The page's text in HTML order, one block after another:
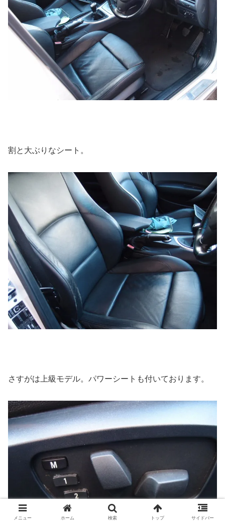
割と大ぶりなシート。
さすがは上級モデル。パワーシートも付いております。
メニュー ホーム 検索 トップ サイドバー